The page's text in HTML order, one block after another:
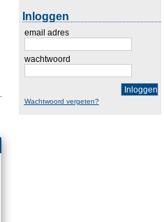
Inloggen
email adres
wachtwoord
Inloggen
Wachtwoord vergeten?